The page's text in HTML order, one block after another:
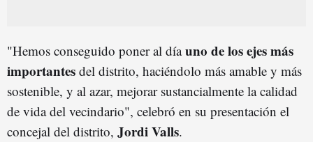
"Hemos conseguido poner al díauno de los ejes más
importantes del distrito, haciéndolo más amable y más
sostenible, y al azar, mejorar sustancialmente la calidad
de vida del vecindario", celebró en su presentación el
concejal del distrito, Jordi Valls.